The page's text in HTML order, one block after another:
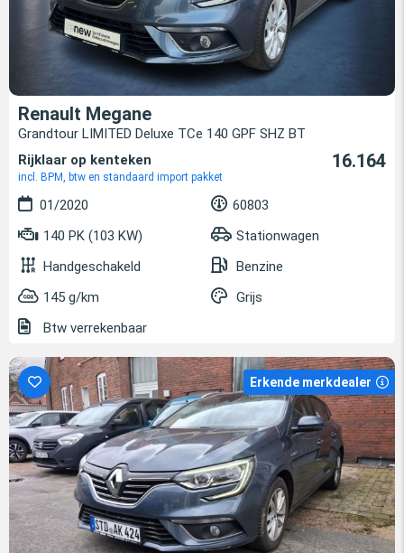
Renault Megane
Grandtour LIMITED Deluxe TCe 140 GPF SHZ BT
Rijklaar op kenteken
incl. BPM, btw en standaard import pakket
16.164
01/2020
60803
140 PK (103 KW)
Stationwagen
Handgeschakeld
Benzine
145 g/km
Grijs
Btw verrekenbaar
Erkende merkdealer